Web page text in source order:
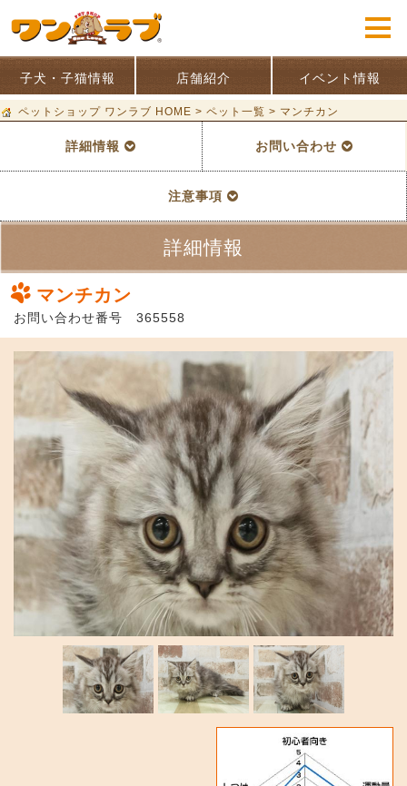
子犬・子猫情報 店舗紹介 イベント情報
ペットショップ ワンラブ HOME > ペット一覧 > マンチカン
詳細情報 お問い合わせ
注意事項
詳細情報
マンチカン
お問い合わせ番号 365558